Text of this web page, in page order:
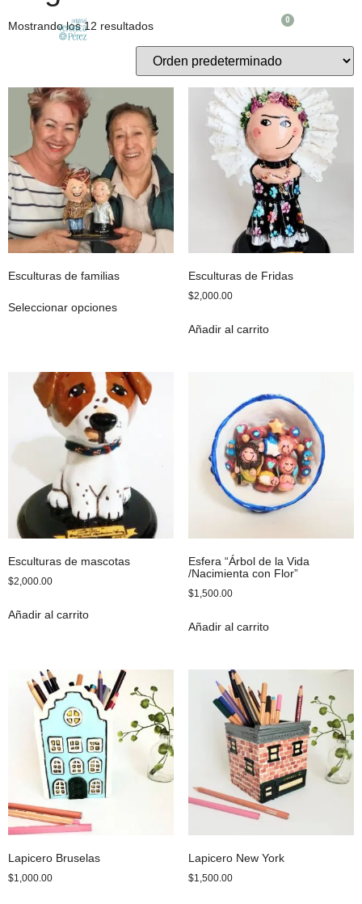
0
Mostrando los 12 resultados
Esculturas de familias
Seleccionar opciones
Esculturas de Fridas
$2,000.00
Añadir al carrito
Esculturas de mascotas
$2,000.00
Añadir al carrito
Esfera “Árbol de la Vida
/Nacimienta con Flor”
$1,500.00
Añadir al carrito
Lapicero Bruselas
$1,000.00
Lapicero New York
$1,500.00